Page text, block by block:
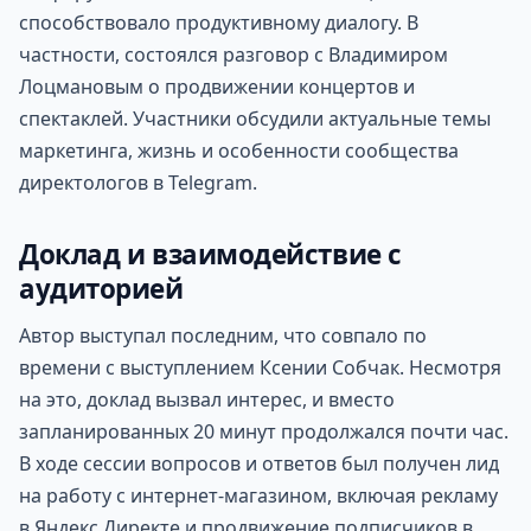
способствовало продуктивному диалогу. В
частности, состоялся разговор с Владимиром
Лоцмановым о продвижении концертов и
спектаклей. Участники обсудили актуальные темы
маркетинга, жизнь и особенности сообщества
директологов в Telegram.
Доклад и взаимодействие с
аудиторией
Автор выступал последним, что совпало по
времени с выступлением Ксении Собчак. Несмотря
на это, доклад вызвал интерес, и вместо
запланированных 20 минут продолжался почти час.
В ходе сессии вопросов и ответов был получен лид
на работу с интернет-магазином, включая рекламу